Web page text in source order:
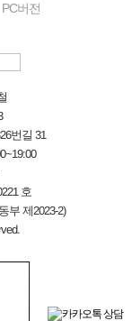
PC버전
번길 31
호
부 제2023-2)